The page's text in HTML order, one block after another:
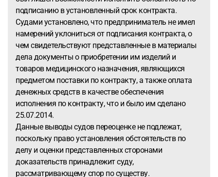
подписанию в установленный срок контракта.
Судами установлено, что предприниматель не имел
намерений уклониться от подписания контракта, о
чем свидетельствуют представленные в материалы
дела документы о приобретении им изделий и
товаров медицинского назначения, являющихся
предметом поставки по контракту, а также оплата
денежных средств в качестве обеспечения
исполнения по контракту, что и было им сделано
25.07.2014.
Данные выводы судов переоценке не подлежат,
поскольку право установления обстоятельств по
делу и оценки представленных сторонами
доказательств принадлежит суду,
рассматривающему спор по существу.